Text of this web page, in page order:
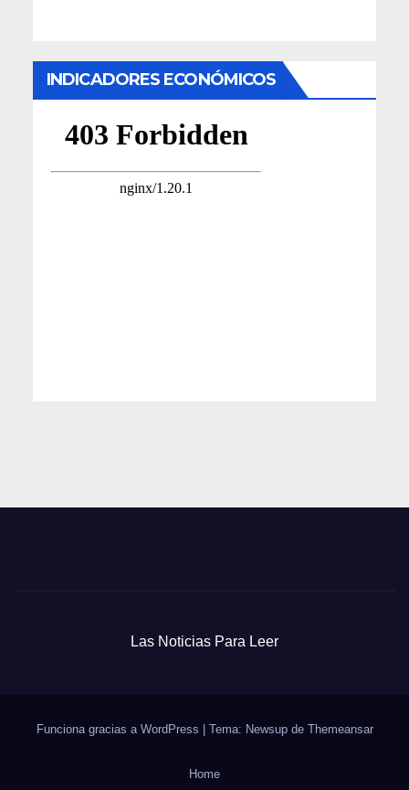
INDICADORES ECONÓMICOS
Las Noticias Para Leer
Funciona gracias a WordPress Tema: Newsup de Themeansar
Home